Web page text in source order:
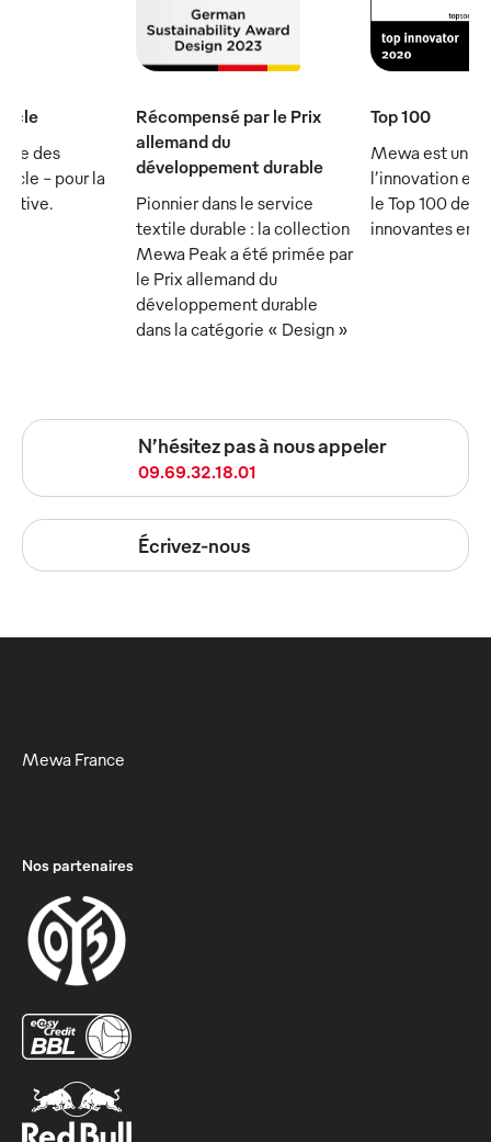
des
- pour la
Récompensé par le Prix
allemand du
développement durable
Pionnier dans le service
textile durable : la collection
Mewa Peak a été primée par
le Prix allemand du
développement durable
dans la catégorie « Design »
Top 100
Mewa est un
l’innovation et
le Top 100 des
innovantes en
N’hésitez pas à nous appeler
09.69.32.18.01
Écrivez-nous
Mewa France
Nos partenaires